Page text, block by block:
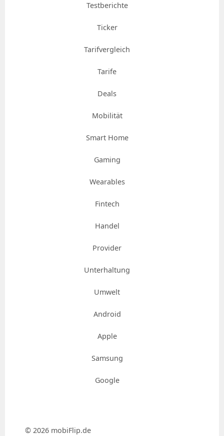
Testberichte
Ticker
Tarifvergleich
Tarife
Deals
Mobilität
Smart Home
Gaming
Wearables
Fintech
Handel
Provider
Unterhaltung
Umwelt
Android
Apple
Samsung
Google
© 2026 mobiFlip.de